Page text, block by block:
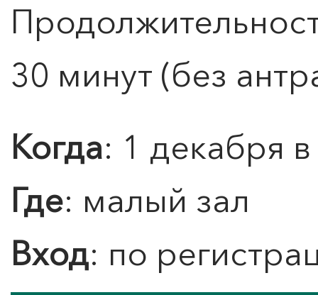
30 минут (без
Когда: 1 декабря
Где: малый зал
Вход: по
0">
ЧТО ЗНАЕТ О ЛЮБВИ
ЛЮБОВЬ… Концерт Анны
Берлинской
Подробнее